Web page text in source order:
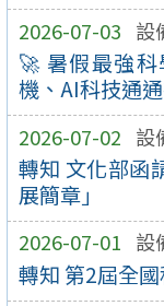
2026-07-03 設
🚀 暑假最強
機、AI科技通
2026-07-02 設
轉知 文化部函
展簡章」
2026-07-01 設
轉知 第2屆全